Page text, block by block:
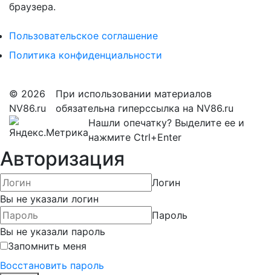
браузера.
Пользовательское соглашение
Политика конфиденциальности
© 2026
NV86.ru
При использовании материалов
обязательна гиперссылка на NV86.ru
Нашли опечатку? Выделите ее и
нажмите Ctrl+Enter
Авторизация
Логин
Вы не указали логин
Пароль
Вы не указали пароль
Запомнить меня
Восстановить пароль